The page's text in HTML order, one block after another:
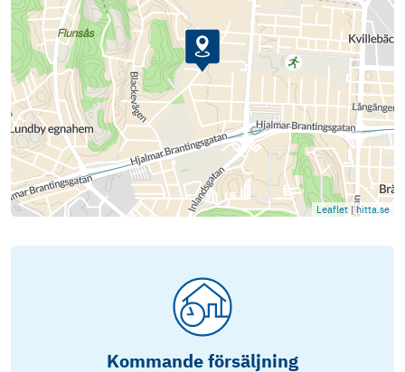
Leaflet | hitta.se
Kommande försäljning